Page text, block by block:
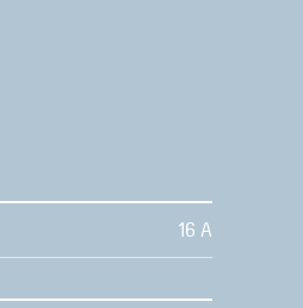
16 A